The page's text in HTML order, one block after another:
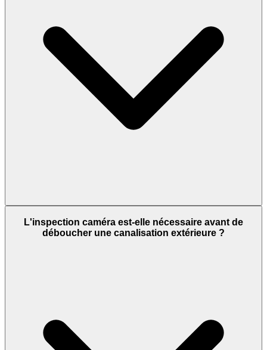
L'inspection caméra est-elle nécessaire avant de
déboucher une canalisation extérieure ?